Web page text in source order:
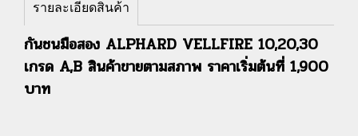
รายละเอียดสินค้า
กันชนมือสอง ALPHARD VELLFIRE 10,20,30
เกรด A,B สินค้าขายตามสภาพ ราคาเริ่มต้นที่ 1,900
บาท